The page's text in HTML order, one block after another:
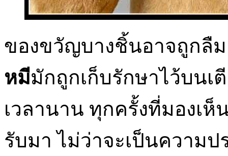
ของขวัญบางชิ้นอาจถูกลืม
หมีมักถูกเก็บรักษาไว้บนเ
เวลานาน ทุกครั้งที่มองเห็
รับมา ไม่ว่าจะเป็นความ